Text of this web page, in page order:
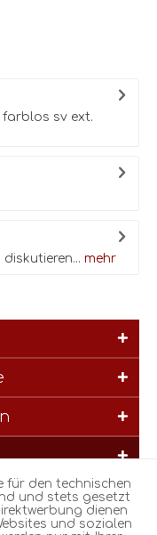
sv ext.
mehr
zzgl.Versandkostenund
anders beschrieben
für den technischen
und stets gesetzt
dienen
und sozialen